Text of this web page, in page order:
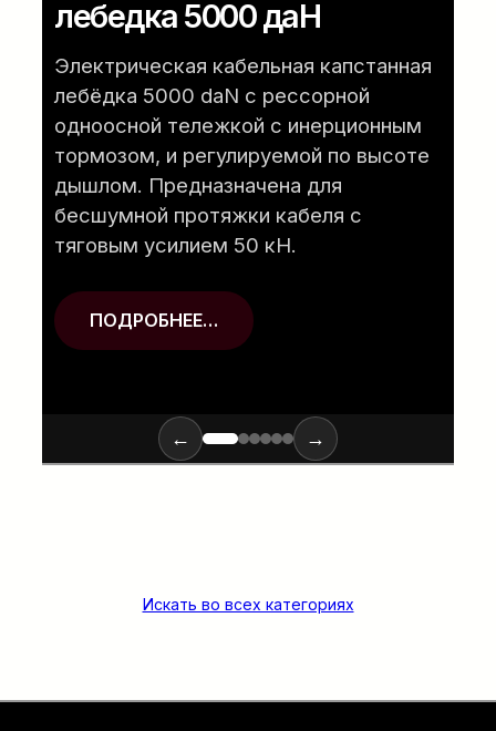
← →
Искать во всех категориях